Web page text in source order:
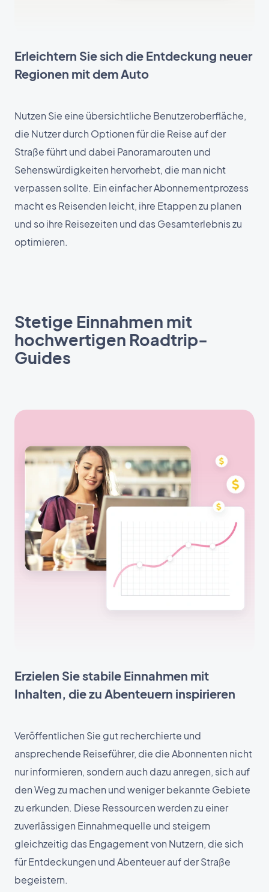
Erleichtern Sie sich die Entdeckung neuer
Regionen mit dem Auto
Nutzen Sie eine übersichtliche Benutzeroberfläche,
die Nutzer durch Optionen für die Reise auf der
Straße führt und dabei Panoramarouten und
Sehenswürdigkeiten hervorhebt, die man nicht
verpassen sollte. Ein einfacher Abonnementprozess
macht es Reisenden leicht, ihre Etappen zu planen
und so ihre Reisezeiten und das Gesamterlebnis zu
optimieren.
Stetige Einnahmen mit
hochwertigen Roadtrip-
Guides
Erzielen Sie stabile Einnahmen mit
Inhalten, die zu Abenteuern inspirieren
Veröffentlichen Sie gut recherchierte und
ansprechende Reiseführer, die die Abonnenten nicht
nur informieren, sondern auch dazu anregen, sich auf
den Weg zu machen und weniger bekannte Gebiete
zu erkunden. Diese Ressourcen werden zu einer
zuverlässigen Einnahmequelle und steigern
gleichzeitig das Engagement von Nutzern, die sich
für Entdeckungen und Abenteuer auf der Straße
begeistern.